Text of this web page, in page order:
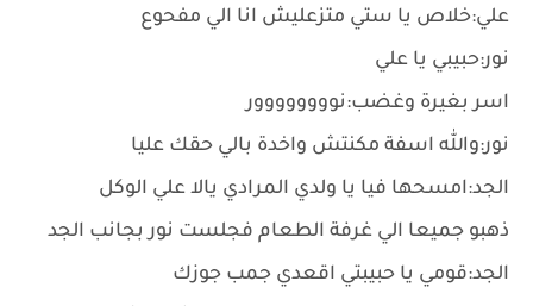
علي:خلاص يا ستي متزعليش انا الي مفحوع
نور:حبيبي يا علي
اسر بغيرة وغضب:نوووووووور
نور:والله اسفة مكنتش واخدة بالي حقك عليا
الجد:امسحها فيا يا ولدي المرادي يالا علي الوكل
ذهبو جميعا الي غرفة الطعام فجلست نور بجانب الجد
الجد:قومي يا حبيبتي اقعدي جمب جوزك